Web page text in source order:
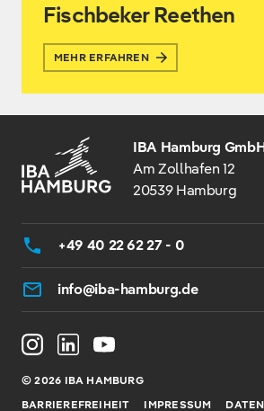
Fischbeker Reethen
MEHR ERFAHREN
IBA Hamburg
Am Zollhafen 12
20539 Hamburg
+49 40 22 62 27 - 0
info@iba-hamburg.de
© 2026 IBA HAMBURG
BARRIEREFREIHEIT
IMPRESSUM